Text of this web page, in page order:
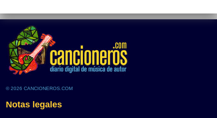
© 2026 CANCIONEROS.COM
Notas legales